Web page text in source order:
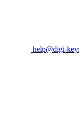
help@digi-